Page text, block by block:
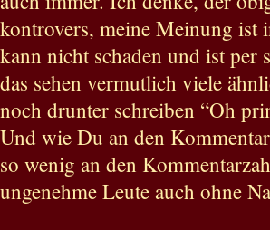
kontrovers, meine Meinung ist
kann nicht schaden und ist per
das sehen vermutlich viele
noch drunter schreiben “Oh
Und wie Du an den
so wenig an den
ungenehme Leute auch ohne